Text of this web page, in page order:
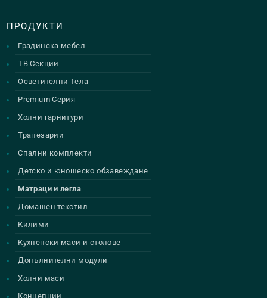
ПРОДУКТИ
Градинска мебел
ТВ Секции
Осветителни Тела
Premium Серия
Холни гарнитури
Трапезарии
Спални комплекти
Детско и юношеско обзавеждане
Матраци и легла
Домашен текстил
Килими
Кухненски маси и столове
Допълнителни модули
Холни маси
Концепции